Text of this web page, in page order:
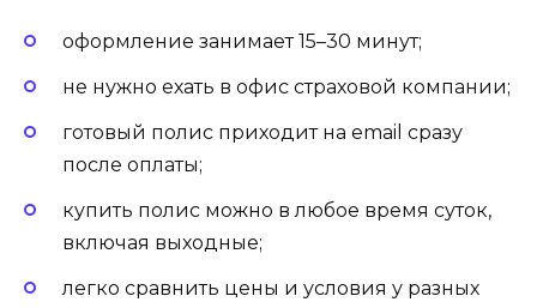
оформление занимает 15–30 минут;
не нужно ехать в офис страховой компании;
готовый полис приходит на email сразу
после оплаты;
купить полис можно в любое время суток,
включая выходные;
легко сравнить цены и условия у разных